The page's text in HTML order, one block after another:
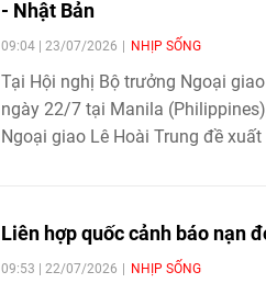
- Nhật Bản
09:04 | 23/07/2026 NHỊP SỐNG
Tại Hội nghị Bộ trưởng Ngoại
ngày 22/7 tại Manila
Ngoại giao Lê Hoài Trung đề
Liên hợp quốc cảnh báo nạn
09:53 | 22/07/2026 NHỊP SỐNG